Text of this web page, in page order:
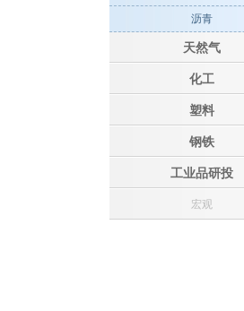
沥青
天然气
化工
塑料
钢铁
工业品研投
宏观